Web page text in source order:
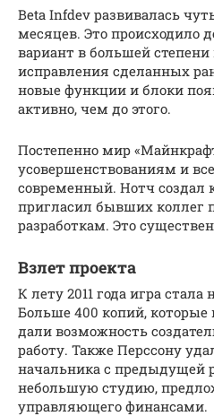
Beta Infdev развивалась
месяцев. Это происходило
вариант в большей
исправления сделанных
новые функции и блоки
активно, чем до этого.
Постепенно мир
усовершенствованиям и
современный. Нотч создал
пригласил бывших коллег
разработкам. Это
Взлет проекта
К лету 2011 года игра
Больше 400 копий, которые
дали возможность
работу. Также Перссону
начальника с предыдущей
небольшую студию,
управляющего финансами.